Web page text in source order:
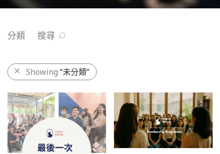
分類 搜尋
Showing “未分類”